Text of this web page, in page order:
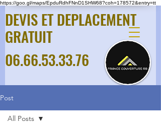
https://goo.gl/maps/EpduRdhFNnD1SHW68?coh=178572&entry=tt
DEVIS ET DEPLACEMENT
GRATUIT
06.66.53.33.76
Post
All Posts